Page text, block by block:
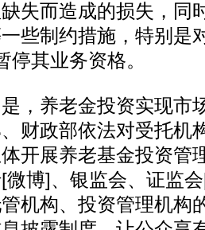
失而造成的损失，同
些制约措施，特别是
停其业务资格。
养老金投资实现市
财政部依法对受托机
开展养老基金投资管
博]、银监会、证监
机构、投资管理机构